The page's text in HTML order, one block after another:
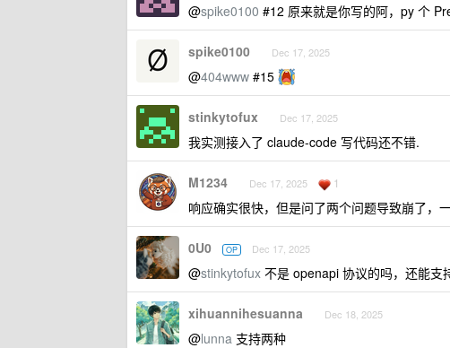
@spike0100 #12 原来就是你写的阿，py 个
spike0100 Dec 17, 2025
@404www #15
stinkytofux Dec 17, 2025
我实测接入了 claude-code 写代码还不错.
M1234 Dec 17, 2025 1
响应确实很快，但是问了两个问题导致崩了，
0U0 OP Dec 17, 2025
@stinkytofux 不是 openapi 协议的吗，还能支
xihuannihesuanna Dec 18, 2025
@lunna 支持两种